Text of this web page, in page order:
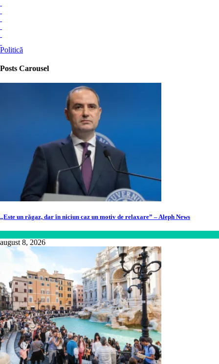
Politică
Posts Carousel
„Este un răgaz, dar în niciun caz un motiv de relaxare” – Aleph News
august 8, 2026